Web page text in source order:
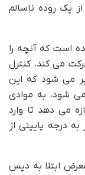
یک روده ناسالم
است که آنچه را
می کند، کنترل
می شود که این
شود، به موادی
می دهد تا وارد
درجه پایینی از
معرض ابتلا به دیس